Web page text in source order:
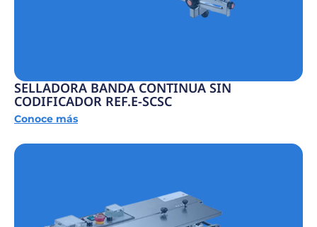
SELLADORA BANDA CONTINUA SIN
CODIFICADOR REF.E-SCSC
Conoce más